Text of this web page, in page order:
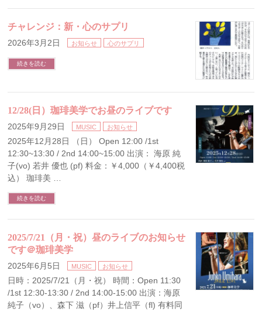
チャレンジ：新・心のサプリ
2026年3月2日 お知らせ 心のサプリ
続きを読む
12/28(日）珈琲美学でお昼のライブです
2025年9月29日 MUSIC お知らせ
2025年12月28日 （日） Open 12:00 /1st
12:30~13:30 / 2nd 14:00~15:00 出演： 海原 純
子(vo) 若井 優也 (pf) 料金：￥4,000（￥4,400税
込） 珈琲美 …
続きを読む
2025/7/21（月・祝）昼のライブのお知らせ
です＠珈琲美学
2025年6月5日 MUSIC お知らせ
日時：2025/7/21（月・祝） 時間：Open 11:30
/1st 12:30-13:30 / 2nd 14:00-15:00 出演：海原
純子（vo）、森下 滋（pf）井上信平（fl) 有料同